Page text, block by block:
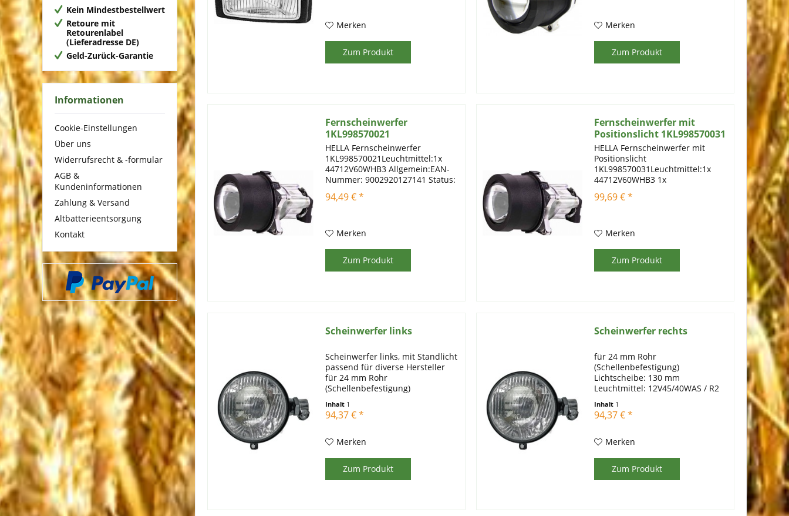
Kein Mindestbestellwert
Retoure mit
Retourenlabel
(Lieferadresse DE)
Geld-Zurück-Garantie
Informationen
Cookie-Einstellungen
Über uns
Widerrufsrecht & -formular
AGB &
Kundeninformationen
Zahlung & Versand
Altbatterieentsorgung
Kontakt
sich dieser...
Merken
Zum Produkt
gleichmäßige...
Merken
Zum Produkt
Fernscheinwerfer
1KL998570021
HELLA Fernscheinwerfer
1KL998570021Leuchtmittel:1x
44712V60WHB3 Allgemein:EAN-
Nummer: 9002920127141 Status:
Normal Gebrauchsnummern:
Modul 60, E4
Ergänzungsartikel / Ergänzende
94,49 € *
Merken
Zum Produkt
Fernscheinwerfer mit
Positionslicht 1KL998570031
HELLA Fernscheinwerfer mit
Positionslicht
1KL998570031Leuchtmittel:1x
44712V60WHB3 1x
44712V3WGLSSAllgemein:EAN-
Nummer: 9002920127325 Status:
10892Kriterien:Lampenart: HB3
99,69 € *
Merken
Zum Produkt
Scheinwerfer links
Scheinwerfer links, mit Standlicht
passend für diverse Hersteller
für 24 mm Rohr
(Schellenbefestigung)
Leuchtmittel: 12V45/40WAS / R2
12V4WK / T4W
Inhalt 1
94,37 € *
Merken
Zum Produkt
Scheinwerfer rechts
für 24 mm Rohr
(Schellenbefestigung)
Lichtscheibe: 130 mm
Leuchtmittel: 12V45/40WAS / R2
12V4WK / T4W
Inhalt 1
94,37 € *
Merken
Zum Produkt